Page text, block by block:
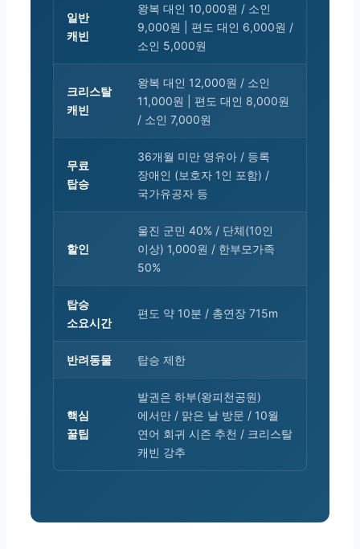
일반
캐빈
왕복 대인 10,000원 / 소인
9,000원 | 편도 대인 6,000원 /
소인 5,000원
크리스탈
캐빈
왕복 대인 12,000원 / 소인
11,000원 | 편도 대인 8,000원
/ 소인 7,000원
무료
탑승
36개월 미만 영유아 / 등록
장애인 (보호자 1인 포함) /
국가유공자 등
할인
울진 군민 40% / 단체(10인
이상) 1,000원 / 한부모가족
50%
탑승
소요시간
편도 약 10분 / 총연장 715m
반려동물 탑승 제한
핵심
꿀팁
발권은 하부(왕피천공원)
에서만 / 맑은 날 방문 / 10월
연어 회귀 시즌 추천 / 크리스탈
캐빈 강추